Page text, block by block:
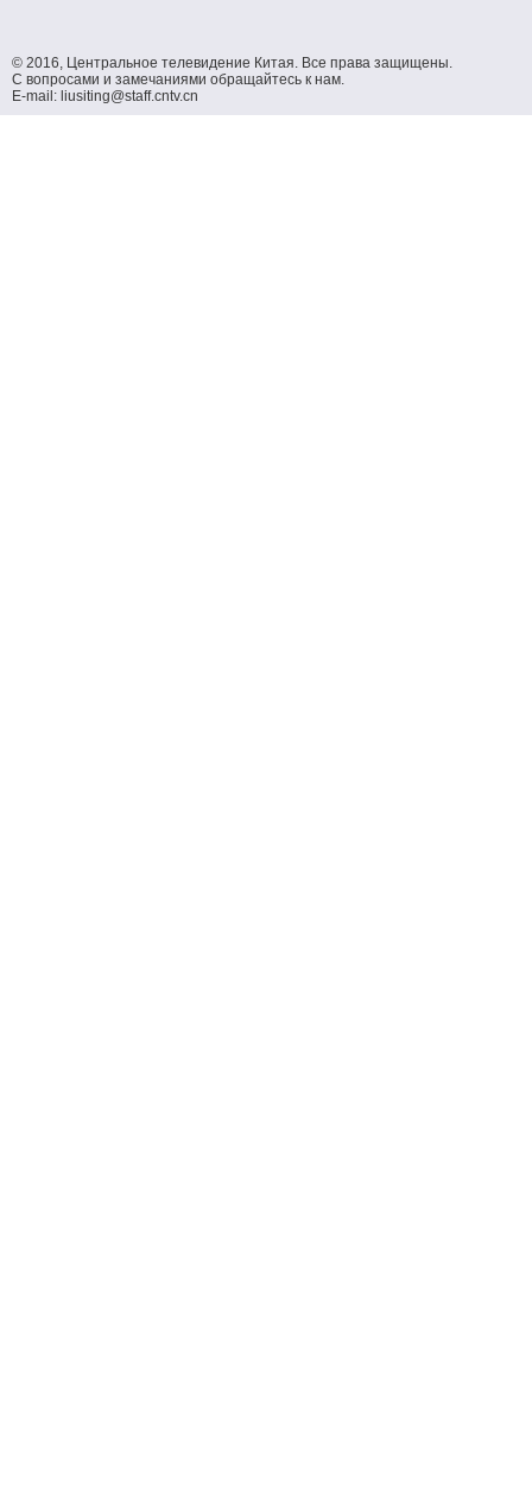
© 2016, Центральное телевидение Китая. Все права защищены.
С вопросами и замечаниями обращайтесь к нам.
E-mail: liusiting@staff.cntv.cn